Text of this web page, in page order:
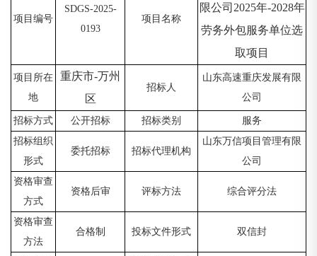
项目编号
SDGS-2025-
0193
项目名称
限公司 2025年-2028年
劳务外包服务单位选
取项目
项目所在
地
重庆市-万州
区
招标人
山东高速重庆发展有限
公司
招标方式 公开招标 招标类别
服务
招标组织
形式
委托招标 招标代理机构
山东万信项目管理有限
公司
资格审查
方式
资格后审 评标方法 综合评分法
资格审查
方法
合格制 投标文件形式 双信封